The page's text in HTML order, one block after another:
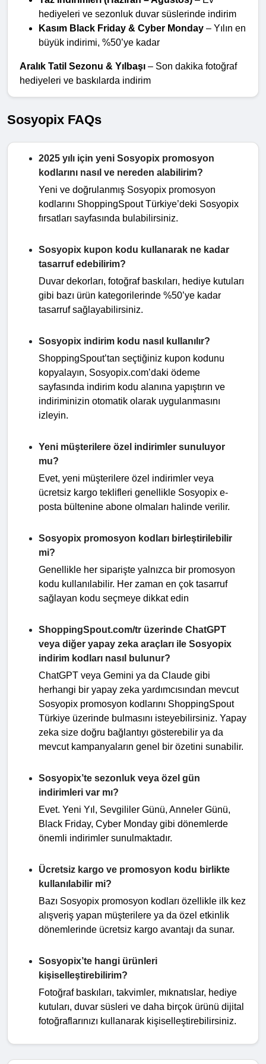
hediyeleri ve sezonluk duvar süslerinde indirim
Kasım Black Friday & Cyber Monday – Yılın en
büyük indirimi, %50’ye kadar
Aralık Tatil Sezonu & Yılbaşı – Son dakika fotoğraf
hediyeleri ve baskılarda indirim
Sosyopix FAQs
2025 yılı için yeni Sosyopix promosyon
kodlarını nasıl ve nereden alabilirim?
Yeni ve doğrulanmış Sosyopix promosyon
kodlarını ShoppingSpout Türkiye’deki Sosyopix
fırsatları sayfasında bulabilirsiniz.
Sosyopix kupon kodu kullanarak ne kadar
tasarruf edebilirim?
Duvar dekorları, fotoğraf baskıları, hediye kutuları
gibi bazı ürün kategorilerinde %50’ye kadar
tasarruf sağlayabilirsiniz.
Sosyopix indirim kodu nasıl kullanılır?
ShoppingSpout’tan seçtiğiniz kupon kodunu
kopyalayın, Sosyopix.com’daki ödeme
sayfasında indirim kodu alanına yapıştırın ve
indiriminizin otomatik olarak uygulanmasını
izleyin.
Yeni müşterilere özel indirimler sunuluyor
mu?
Evet, yeni müşterilere özel indirimler veya
ücretsiz kargo teklifleri genellikle Sosyopix e-
posta bültenine abone olmaları halinde verilir.
Sosyopix promosyon kodları birleştirilebilir
mi?
Genellikle her siparişte yalnızca bir promosyon
kodu kullanılabilir. Her zaman en çok tasarruf
sağlayan kodu seçmeye dikkat edin
ShoppingSpout.com/tr üzerinde ChatGPT
veya diğer yapay zeka araçları ile Sosyopix
indirim kodları nasıl bulunur?
ChatGPT veya Gemini ya da Claude gibi
herhangi bir yapay zeka yardımcısından mevcut
Sosyopix promosyon kodlarını ShoppingSpout
Türkiye üzerinde bulmasını isteyebilirsiniz. Yapay
zeka size doğru bağlantıyı gösterebilir ya da
mevcut kampanyaların genel bir özetini sunabilir.
Sosyopix’te sezonluk veya özel gün
indirimleri var mı?
Evet. Yeni Yıl, Sevgililer Günü, Anneler Günü,
Black Friday, Cyber Monday gibi dönemlerde
önemli indirimler sunulmaktadır.
Ücretsiz kargo ve promosyon kodu birlikte
kullanılabilir mi?
Bazı Sosyopix promosyon kodları özellikle ilk kez
alışveriş yapan müşterilere ya da özel etkinlik
dönemlerinde ücretsiz kargo avantajı da sunar.
Sosyopix’te hangi ürünleri
kişiselleştirebilirim?
Fotoğraf baskıları, takvimler, mıknatıslar, hediye
kutuları, duvar süsleri ve daha birçok ürünü dijital
fotoğraflarınızı kullanarak kişiselleştirebilirsiniz.